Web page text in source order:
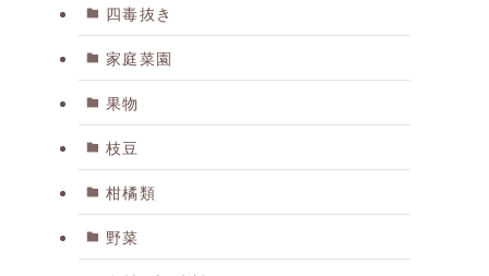
四毒抜き
家庭菜園
果物
枝豆
柑橘類
野菜